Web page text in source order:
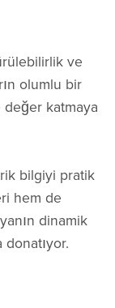
ve
olumlu bir
değer katmaya
bilgiyi pratik
hem de
dinamik